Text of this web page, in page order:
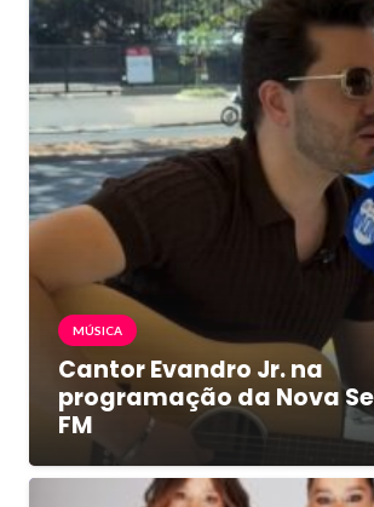
MÚSICA
Cantor Evandro Jr. na
programação da Nova
FM